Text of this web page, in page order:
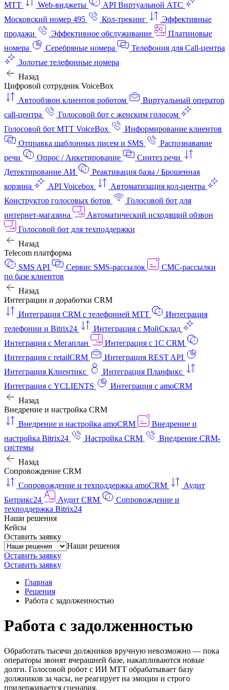
МТТ
Web-виджеты
API Виртуальной АТС
Московский номер 495
Кол-трекинг
Эффективные
продажи
Эффективное обслуживание
Платиновые
номера
Серебряные номера
Телефония для Call-центра
Золотые телефонные номера
Назад
Цифровой сотрудник VoiceBox
Автообзвон клиентов роботом
Виртуальный оператор
call-центра
Голосовой бот с женским голосом
Голосовой бот МТТ VoiceBox
Информирование клиентов
Отправка шаблонных писем и SMS
Распознавание
речи
Опрос / Анкетирование
Синтез речи
Детектирование АИ
Реактивация базы / Брошенная
корзина
API Voicebox
Автоматизация кол‑центра
Конструктор голосовых ботов
Голосовой бот для
интернет‑магазина
Автоматический исходящий обзвон
Голосовой бот для техподдержки
Назад
Telecom платформа
SMS API
Сервис SMS-рассылок
СМС-рассылки
по базе клиентов
Назад
Интеграции и доработки CRM
Интеграция CRM с телефонией МТТ
Интеграция
телефонии и Bitrix24
Интеграция с МойСклад
Интеграция с Мегаплан
Интеграция с 1C CRM
Интеграция с retailCRM
Интеграция REST API
Интеграция Клиентикс
Интеграция Планфикс
Интеграция с YCLIENTS
Интеграция с amoCRM
Назад
Внедрение и настройка CRM
Внедрение и настройка amoCRM
Внедрение и
настройка Bitrix24
Настройка CRM
Внедрение CRM-
системы
Назад
Сопровождение CRM
Сопровождение и техподдержка amoCRM
Аудит
Битрикс24
Аудит CRM
Сопровождение и
техподдержка Bitrix24
Наши решения
Кейсы
Оставить заявку
Наши решения
Оставить заявку
Оставить заявку
Главная
Решения
Работа с задолженностью
Работа с задолженностью
Обработать тысячи должников вручную невозможно — пока
операторы звонят вчерашней базе, накапливаются новые
долги. Голосовой робот с ИИ МТТ обрабатывает базу
должников за часы, не реагирует на эмоции и строго
придерживается сценария.